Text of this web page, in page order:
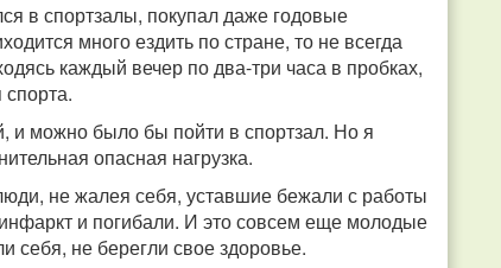
в спортзалы, покупал даже годовые
много ездить по стране, то не всегда
каждый вечер по два-три часа в пробках,
и можно было бы пойти в спортзал. Но я
опасная нагрузка.
не жалея себя, уставшие бежали с работы
и погибали. И это совсем еще молодые
себя, не берегли свое здоровье.